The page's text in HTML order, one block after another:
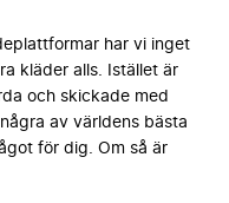
har vi inget
kläder alls. Istället är
och skickade med
av världens bästa
för dig. Om så är